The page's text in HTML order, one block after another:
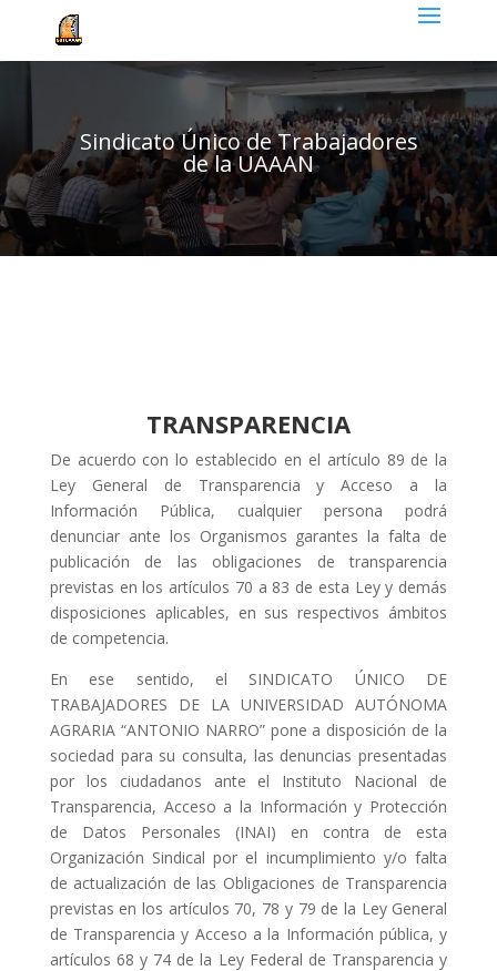
Sindicato Único de Trabajadores
de la UAAAN
TRANSPARENCIA
De acuerdo con lo establecido en el artículo 89 de la
Ley General de Transparencia y Acceso a la
Información Pública, cualquier persona podrá
denunciar ante los Organismos garantes la falta de
publicación de las obligaciones de transparencia
previstas en los artículos 70 a 83 de esta Ley y demás
disposiciones aplicables, en sus respectivos ámbitos
de competencia.
En ese sentido, el SINDICATO ÚNICO DE
TRABAJADORES DE LA UNIVERSIDAD AUTÓNOMA
AGRARIA “ANTONIO NARRO” pone a disposición de la
sociedad para su consulta, las denuncias presentadas
por los ciudadanos ante el Instituto Nacional de
Transparencia, Acceso a la Información y Protección
de Datos Personales (INAI) en contra de esta
Organización Sindical por el incumplimiento y/o falta
de actualización de las Obligaciones de Transparencia
previstas en los artículos 70, 78 y 79 de la Ley General
de Transparencia y Acceso a la Información pública, y
artículos 68 y 74 de la Ley Federal de Transparencia y